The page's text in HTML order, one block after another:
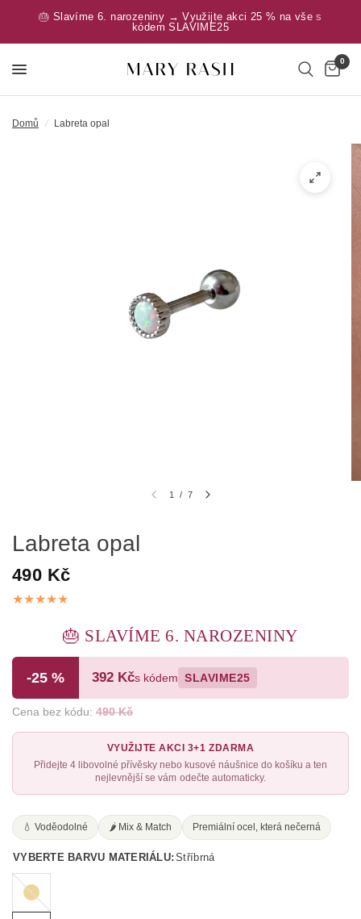
🎂 Slavíme 6. narozeniny → Využijte akci 25 % na vše s
kódem SLAVIME25
0
Domů / Labreta opal
1 / 7
Labreta opal
490 Kč
🎂 SLAVÍME 6. NAROZENINY
-25 % 392 Kčs kódem SLAVIME25
Cena bez kódu:490 Kč
VYUŽIJTE AKCI 3+1 ZDARMA
Přidejte 4 libovolné přívěsky nebo kusové náušnice do košíku a ten
nejlevnější se vám odečte automaticky.
💧 Voděodolné 🌶️ Mix & Match Premiální ocel, která nečerná
VYBERTE BARVU MATERIÁLU: Stříbrná
Zlatá